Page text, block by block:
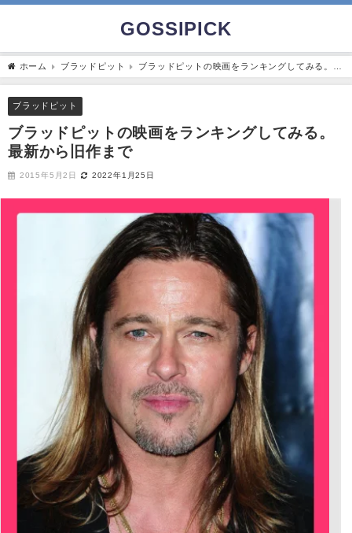
GOSSIPICK
ホーム ブラッドピット
ブラッドピットの映画をランキングしてみる。最
新から旧作まで
ブラッドピット
ブラッドピットの映画をランキングしてみる。
最新から旧作まで
2015年5月2日 2022年1月25日